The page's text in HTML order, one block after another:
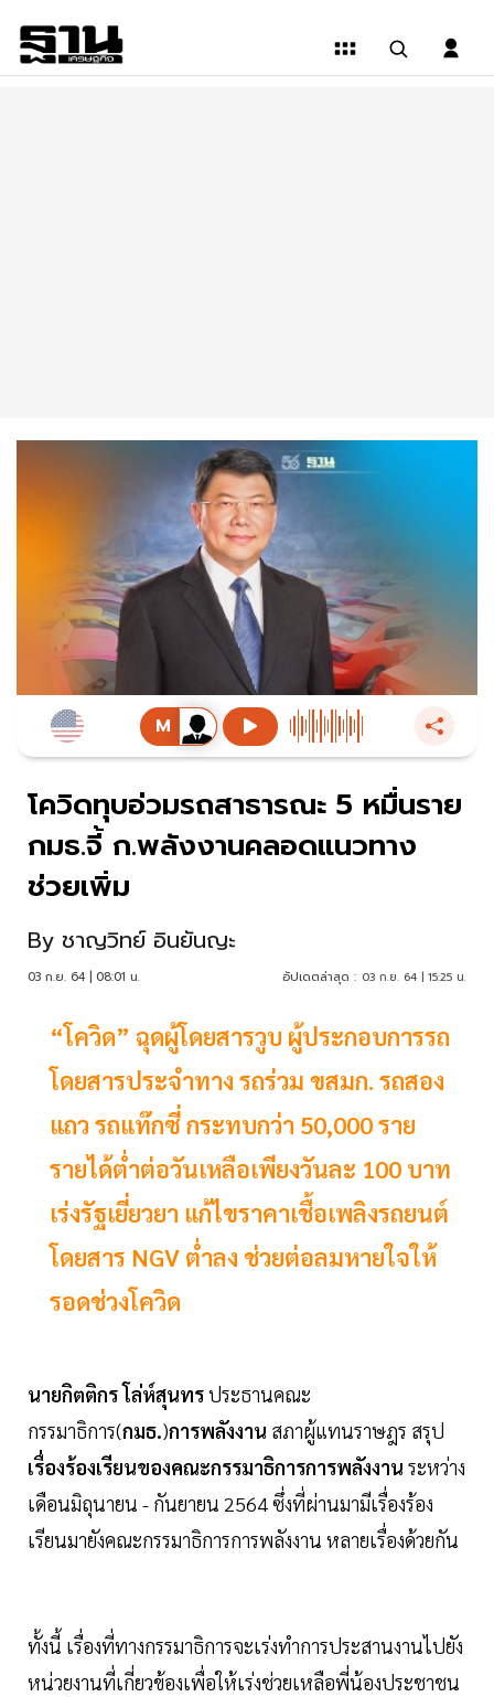
โควิดทุบอ่วมรถสาธารณะ 5 หมื่นราย
กมธ.จี้ ก.พลังงานคลอดแนวทาง
ช่วยเพิ่ม
By ชาญวิทย์ อินยันญะ
03 ก.ย. 64 | 08:01 น. อัปเดตล่าสุด : 03 ก.ย. 64 | 15:25 น.
“โควิด” ฉุดผู้โดยสารวูบ ผู้ประกอบการรถ
โดยสารประจำทาง รถร่วม ขสมก. รถสอง
แถว รถแท๊กซี่ กระทบกว่า 50,000 ราย
รายได้ต่ำต่อวันเหลือเพียงวันละ 100 บาท
เร่งรัฐเยี่ยวยา แก้ไขราคาเชื้อเพลิงรถยนต์
โดยสาร NGV ต่ำลง ช่วยต่อลมหายใจให้
รอดช่วงโควิด
นายกิตติกร โล่ห์สุนทรประธานคณะ
กรรมาธิการ(กมธ.)การพลังงาน สภาผู้แทนราษฎร สรุป
เรื่องร้องเรียนของคณะกรรมาธิการการพลังงาน ระหว่าง
เดือนมิถุนายน - กันยายน 2564 ซึ่งที่ผ่านมามีเรื่องร้อง
เรียนมายังคณะกรรมาธิการการพลังงาน หลายเรื่องด้วยกัน
ทั้งนี้ เรื่องที่ทางกรรมาธิการจะเร่งทำการประสานงานไปยัง
หน่วยงานที่เกี่ยวข้องเพื่อให้เร่งช่วยเหลือพี่น้องประชาชน